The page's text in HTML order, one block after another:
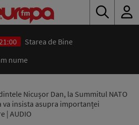
Starea de Bine
nume
Nicușor Dan, la Summitul NATO
va insista asupra importanței
| AUDIO